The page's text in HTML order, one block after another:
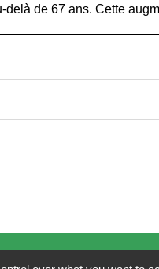
de 67 ans. Cette